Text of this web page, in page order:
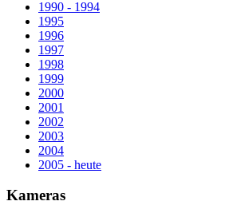
1990 - 1994
1995
1996
1997
1998
1999
2000
2001
2002
2003
2004
2005 - heute
Kameras